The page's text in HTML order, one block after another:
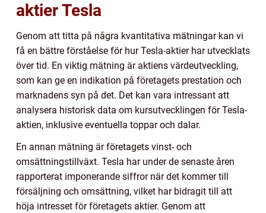
aktier Tesla
Genom att titta på några kvantitativa mätningar kan vi
få en bättre förståelse för hur Tesla-aktier har utvecklats
över tid. En viktig mätning är aktiens värdeutveckling,
som kan ge en indikation på företagets prestation och
marknadens syn på det. Det kan vara intressant att
analysera historisk data om kursutvecklingen för Tesla-
aktien, inklusive eventuella toppar och dalar.
En annan mätning är företagets vinst- och
omsättningstillväxt. Tesla har under de senaste åren
rapporterat imponerande siffror när det kommer till
försäljning och omsättning, vilket har bidragit till att
höja intresset för företagets aktier. Genom att